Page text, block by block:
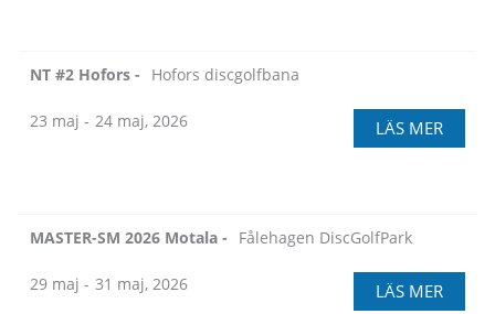
23 maj - 24 maj, 2026
NT #2 Hofors - Hofors discgolfbana
LÄS MER
29 maj - 31 maj, 2026
MASTER-SM 2026 Motala - Fålehagen DiscGolfPark
LÄS MER